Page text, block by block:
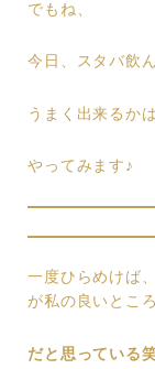
でもね、
今日、スタバ飲
うまく出来るか
やってみます♪
一度ひらめけば
が私の良いところ
だと思っている